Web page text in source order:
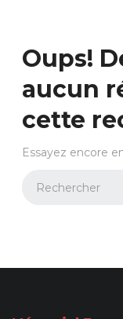
Oups!
aucun
cette
Essayez encore